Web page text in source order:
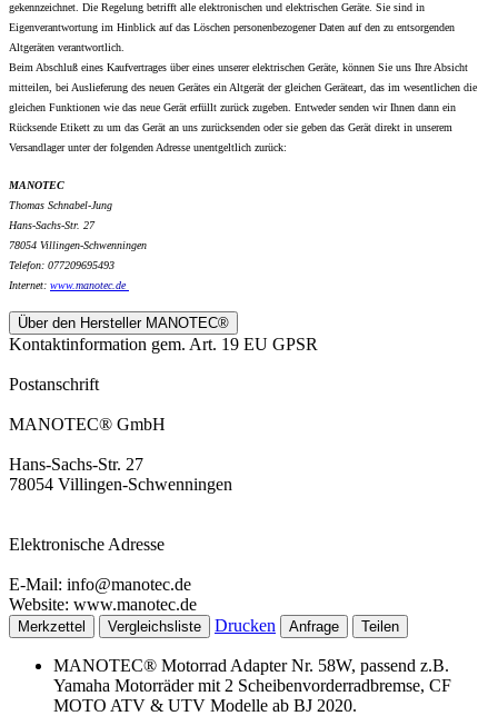
gekennzeichnet. Die Regelung betrifft alle elektronischen und elektrischen Geräte. Sie sind in
Eigenverantwortung im Hinblick auf das Löschen personenbezogener Daten auf den zu entsorgenden
Altgeräten verantwortlich.
Beim Abschluß eines Kaufvertrages über eines unserer elektrischen Geräte, können Sie uns Ihre Absicht
mitteilen, bei Auslieferung des neuen Gerätes ein Altgerät der gleichen Geräteart, das im wesentlichen die
gleichen Funktionen wie das neue Gerät erfüllt zurück zugeben. Entweder senden wir Ihnen dann ein
Rücksende Etikett zu um das Gerät an uns zurücksenden oder sie geben das Gerät direkt in unserem
Versandlager unter der folgenden Adresse unentgeltlich zurück:
MANOTEC
Thomas Schnabel-Jung
Hans-Sachs-Str. 27
78054 Villingen-Schwenningen
Telefon: 077209695493
Internet: www.manotec.de
Über den Hersteller MANOTEC®
Kontaktinformation gem. Art. 19 EU GPSR
Postanschrift
MANOTEC® GmbH
Hans-Sachs-Str. 27
78054 Villingen-Schwenningen
Elektronische Adresse
E-Mail: info@manotec.de
Website: www.manotec.de
Merkzettel Vergleichsliste Drucken Anfrage Teilen
MANOTEC® Motorrad Adapter Nr. 58W, passend z.B.
Yamaha Motorräder mit 2 Scheibenvorderradbremse, CF
MOTO ATV & UTV Modelle ab BJ 2020.